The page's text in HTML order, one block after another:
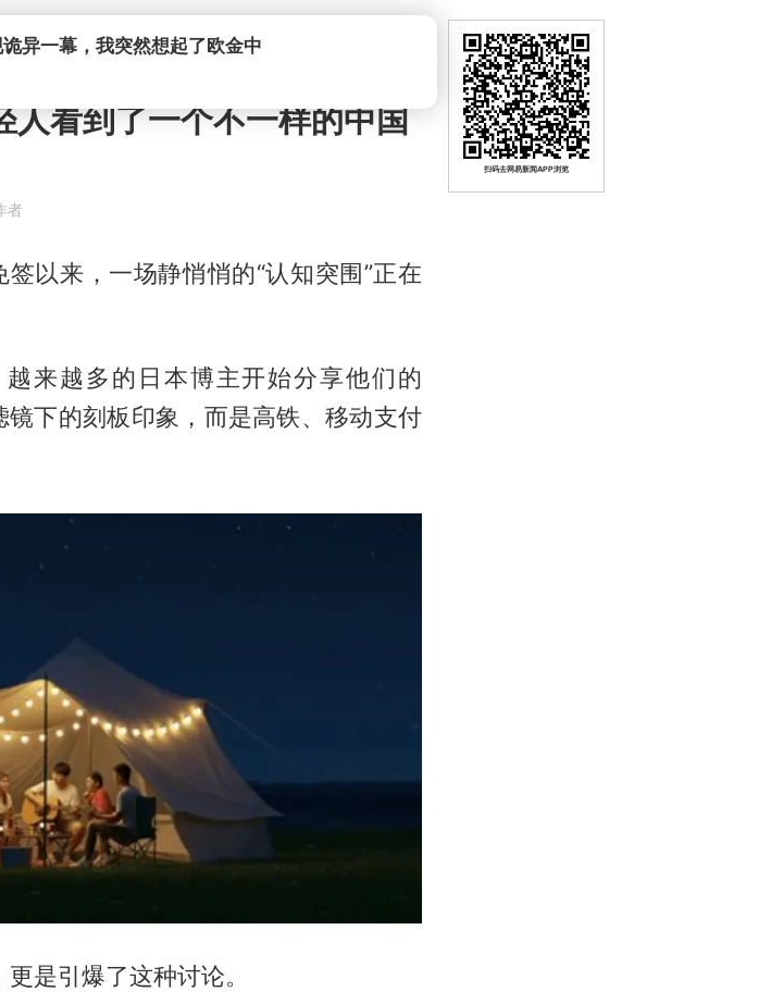
人看到了一个不一样的中国
者
以来，一场静悄悄的“认知突围”正在
来越多的日本博主开始分享他们的
镜下的刻板印象，而是高铁、移动支付
是引爆了这种讨论。
扫码去网易新闻APP浏览